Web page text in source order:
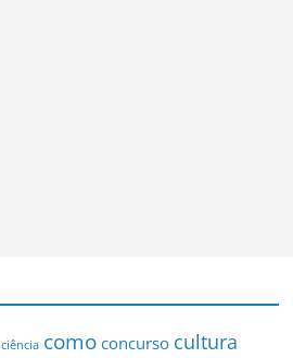
ciência como concurso cultura